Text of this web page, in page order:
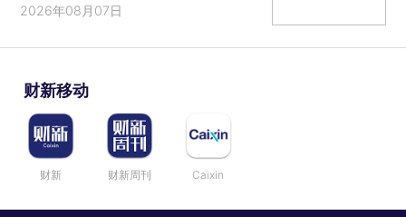
2026年08月07日
财新移动
财新 财新周刊 Caixin